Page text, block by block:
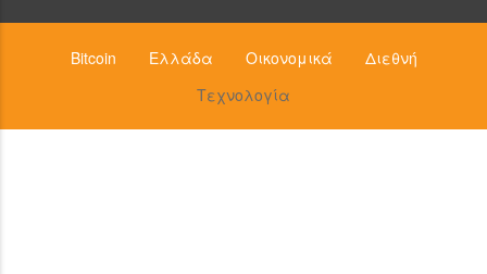
Bitcoin Ελλάδα Οικονομικά
Διεθνή
Τεχνολογία